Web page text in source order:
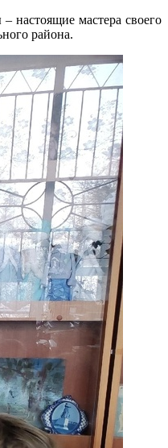
настоящие мастера своего
района.